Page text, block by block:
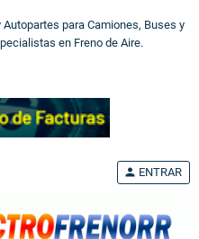
Autopartes para Camiones, Buses y
en Freno de Aire.
person ENTRAR